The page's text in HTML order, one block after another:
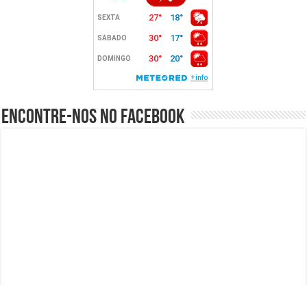
Encontre-nos no Facebook